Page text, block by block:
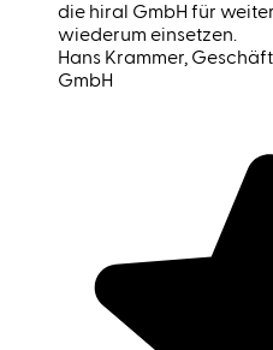
die hiral GmbH für
wiederum einsetzen.
Hans Krammer,
GmbH